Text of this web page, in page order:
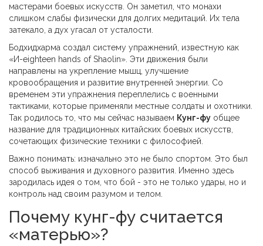
мастерами боевых искусств . Он заметил, что монахи
слишком слабы физически для долгих медитаций. Их тела
затекало, а дух угасал от усталости.
Бодхидхарма создал систему упражнений, известную как
«И-eighteen hands of Shaolin». Эти движения были
направлены на укрепление мышц, улучшение
кровообращения и развитие внутренней энергии. Со
временем эти упражнения переплелись с военными
тактиками, которые применяли местные солдаты и охотники.
Так родилось то, что мы сейчас называем Кунг-фу общее
название для традиционных китайских боевых искусств,
сочетающих физические техники с философией
Важно понимать: изначально это не было спортом. Это был
способ выживания и духовного развития. Именно здесь
зародилась идея о том, что бой - это не только удары, но и
контроль над своим разумом и телом.
Почему кунг-фу считается
«матерью»?